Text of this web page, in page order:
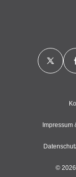
Impressum
©